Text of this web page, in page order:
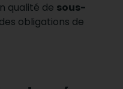
qualité de sous-
obligations de